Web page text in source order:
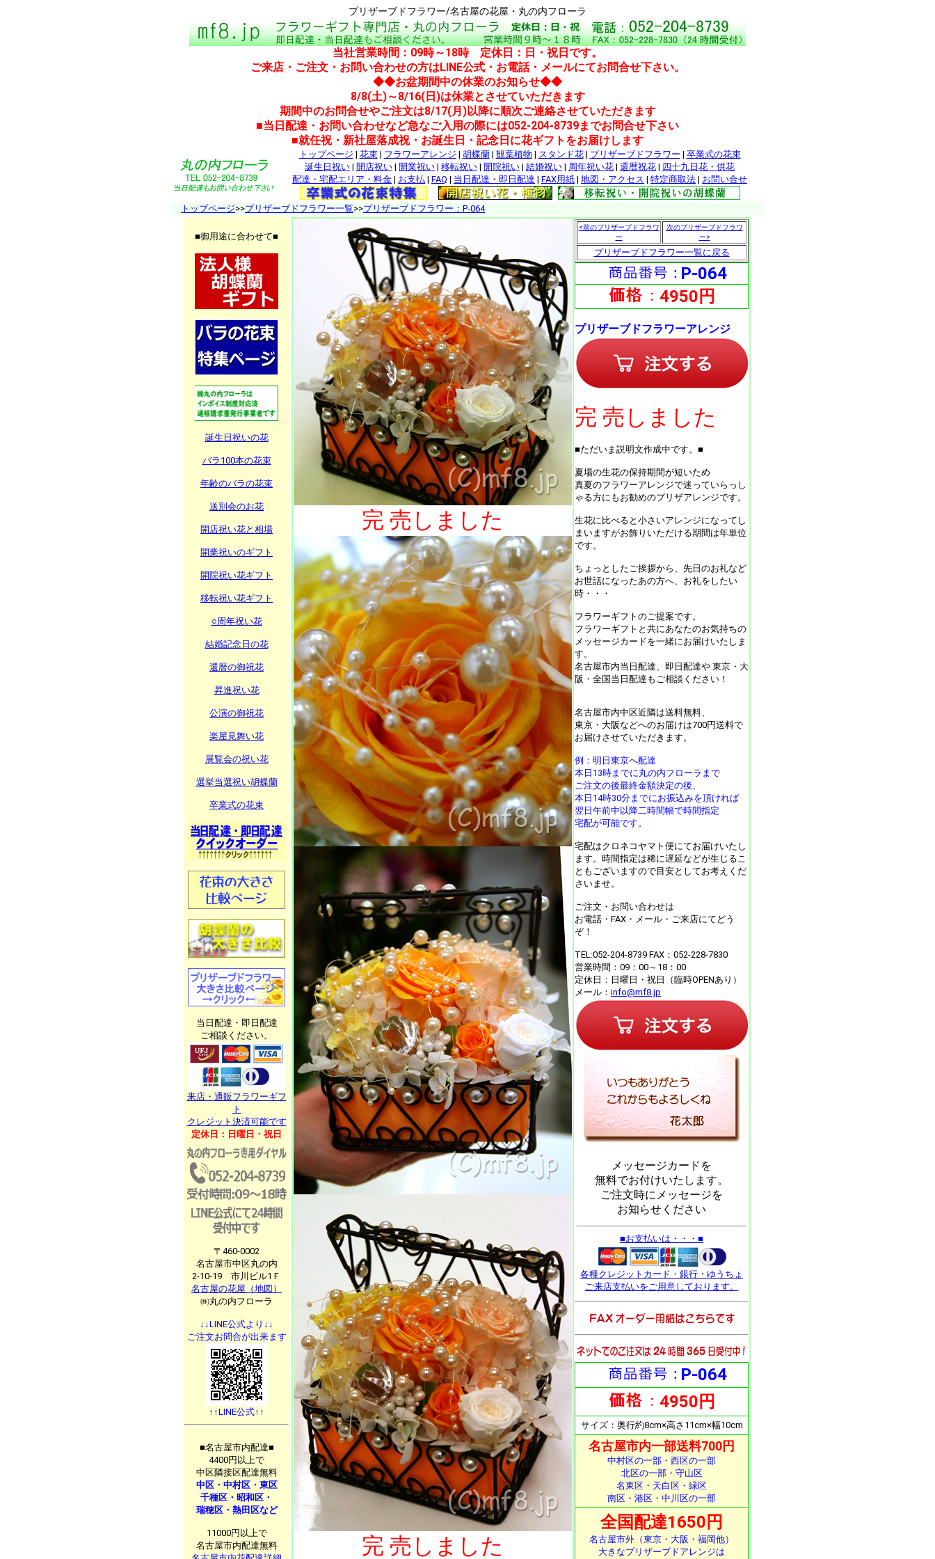
プリザーブドフラワー/名古屋の花屋・丸の内フローラ
当社営業時間：09時～18時 定休日：日・祝日です。
ご来店・ご注文・お問い合わせの方はLINE公式・お電話・メールにてお問合せ下さい。
◆◆お盆期間中の休業のお知らせ◆◆
8/8(土)～8/16(日)は休業とさせていただきます
期間中のお問合せやご注文は8/17(月)以降に順次ご連絡させていただきます
■当日配達・お問い合わせなど急なご入用の際には052-204-8739までお問合せ下さい
■就任祝・新社屋落成祝・お誕生日・記念日に花ギフトをお届けします
トップページ | 花束| フラワーアレンジ | 胡蝶蘭| 観葉植物 | スタンド花| プリザーブドフラワー | 卒業式の花束
誕生日祝い | 開店祝い | 開業祝い | 移転祝い | 開院祝い | 結婚祝い | 周年祝い花 | 還暦祝花 | 四十九日花・供花
配達・宅配エリア・料金 | お支払 | FAQ | 当日配達・即日配達 | FAX用紙 | 地図・アクセス | 特定商取法 | お問い合せ
トップページ>>プリザーブドフラワー一覧>>プリザーブドフラワー：P-064
■御用途に合わせて■
誕生日祝いの花
バラ100本の花束
年齢のバラの花束
送別会のお花
開店祝い花と相場
開業祝いのギフト
開院祝い花ギフト
移転祝い花ギフト
○周年祝い花
結婚記念日の花
還暦の御祝花
昇進祝い花
公演の御祝花
楽屋見舞い花
展覧会の祝い花
選挙当選祝い胡蝶蘭
卒業式の花束
当日配達・即日配達
ご相談ください。
来店・通販フラワーギフ
ト
クレジット決済可能です
定休日：日曜日・祝日
〒460-0002
名古屋市中区丸の内
2-10-19 市川ビル1Ｆ
名古屋の花屋（地図）
㈱丸の内フローラ
↓↓LINE公式より↓↓
ご注文お問合が出来ます
↑↑LINE公式↑↑
■名古屋市内配達■
4400円以上で
中区隣接区配達無料
中区・中村区・東区
千種区・昭和区・
瑞穂区・熱田区など
11000円以上で
名古屋市内配達無料
完 売しました
完 売しました
<前のプリザーブドフラワ
ー
次のプリザーブドフラワ
ー>
プリザーブドフラワー一覧に戻る
P-064
4950円
プリザーブドフラワーアレンジ
完 売しました
■ただいま説明文作成中です。■
夏場の生花の保持期間が短いため
真夏のフラワーアレンジで迷っていらっし
ゃる方にもお勧めのプリザアレンジです。
生花に比べると小さいアレンジになってし
まいますがお飾りいただける期間は年単位
です。
ちょっとしたご挨拶から、先日のお礼など
お世話になったあの方へ、お礼をしたい
時・・・
フラワーギフトのご提案です。
フラワーギフトと共にあなたのお気持ちの
メッセージカードを一緒にお届けいたしま
す。
名古屋市内当日配達、即日配達や 東京・大
阪・全国当日配達もご相談ください！
名古屋市内中区近隣は送料無料、
東京・大阪などへのお届けは700円送料で
お届けさせていただきます。
例：明日東京へ配達
本日13時までに丸の内フローラまで
ご注文の後最終金額決定の後、
本日14時30分までにお振込みを頂ければ
翌日午前中以降二時間幅で時間指定
宅配が可能です。
宅配はクロネコヤマト便にてお届けいたし
ます。時間指定は稀に遅延などが生じるこ
ともございますので目安としてお考えくだ
さいませ。
ご注文・お問い合わせは
お電話・FAX・メール・ご来店にてどう
ぞ！
TEL:052-204-8739 FAX：052-228-7830
営業時間：09：00～18：00
定休日：日曜日・祝日（臨時OPENあり）
メール： info@mf8.jp
メッセージカードを
無料でお付けいたします。
ご注文時にメッセージを
お知らせください
■お支払いは・・・■
各種クレジットカード・銀行・ゆうちょ
ご来店支払いをご用意しております。
P-064
4950円
サイズ：奥行約8cm×高さ11cm×幅10cm
名古屋市内一部送料700円
中村区の一部・西区の一部
北区の一部・守山区
名東区・天白区・緑区
南区・港区・中川区の一部
全国配達1650円
名古屋市外（東京・大阪・福岡他）
大きなプリザーブドアレンジは